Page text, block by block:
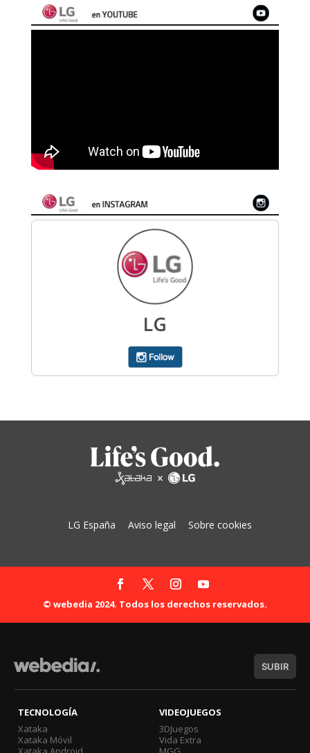
LG España Aviso legal Sobre cookies
© webedia 2024. Todos los derechos reservados.
SUBIR
TECNOLOGÍA
Xataka
Xataka Móvil
VIDEOJUEGOS
3DJuegos
Vida Extra